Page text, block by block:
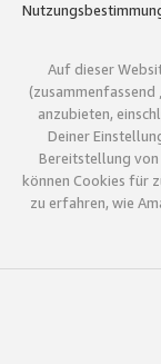
Auf dieser
(zusammenfassend
anzubieten,
Deiner
Bereitstellung von
können Cookies für
zu erfahren, wie